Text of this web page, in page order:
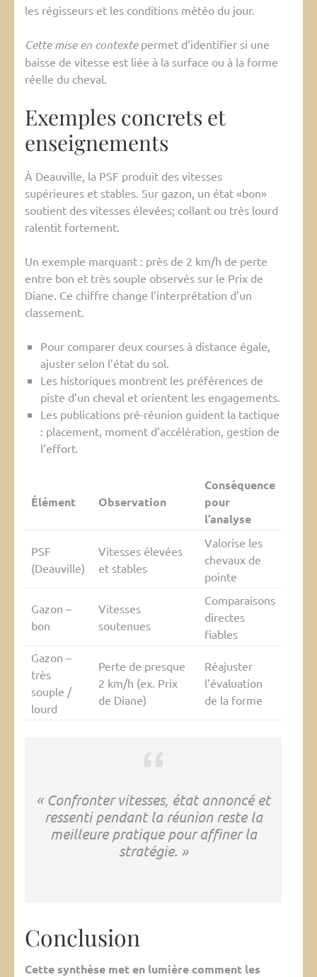
les régisseurs et les conditions météo du jour.
Cette mise en contextepermet d’identifier si une
baisse de vitesse est liée à la surface ou à la forme
réelle du cheval.
Exemples concrets et
enseignements
À Deauville, la PSF produit des vitesses
supérieures et stables. Sur gazon, un état «bon»
soutient des vitesses élevées; collant ou très lourd
ralentit fortement.
Un exemple marquant : près de 2 km/h de perte
entre bon et très souple observés sur le Prix de
Diane. Ce chiffre change l’interprétation d’un
classement.
Pour comparer deux courses à distance égale,
ajuster selon l’état du sol.
Les historiques montrent les préférences de
piste d’un cheval et orientent les engagements.
Les publications pré-réunion guident la tactique
: placement, moment d’accélération, gestion de
l’effort.
Élément Observation
Conséquence
pour
l’analyse
PSF
(Deauville)
Vitesses élevées
et stables
Valorise les
chevaux de
pointe
Gazon –
bon
Vitesses
soutenues
Comparaisons
directes
fiables
Gazon –
très
souple /
lourd
Perte de presque
2 km/h (ex. Prix
de Diane)
Réajuster
l’évaluation
de la forme
« Confronter vitesses, état annoncé et
ressenti pendant la réunion reste la
meilleure pratique pour affiner la
stratégie. »
Conclusion
Cette synthèse met en lumière comment les